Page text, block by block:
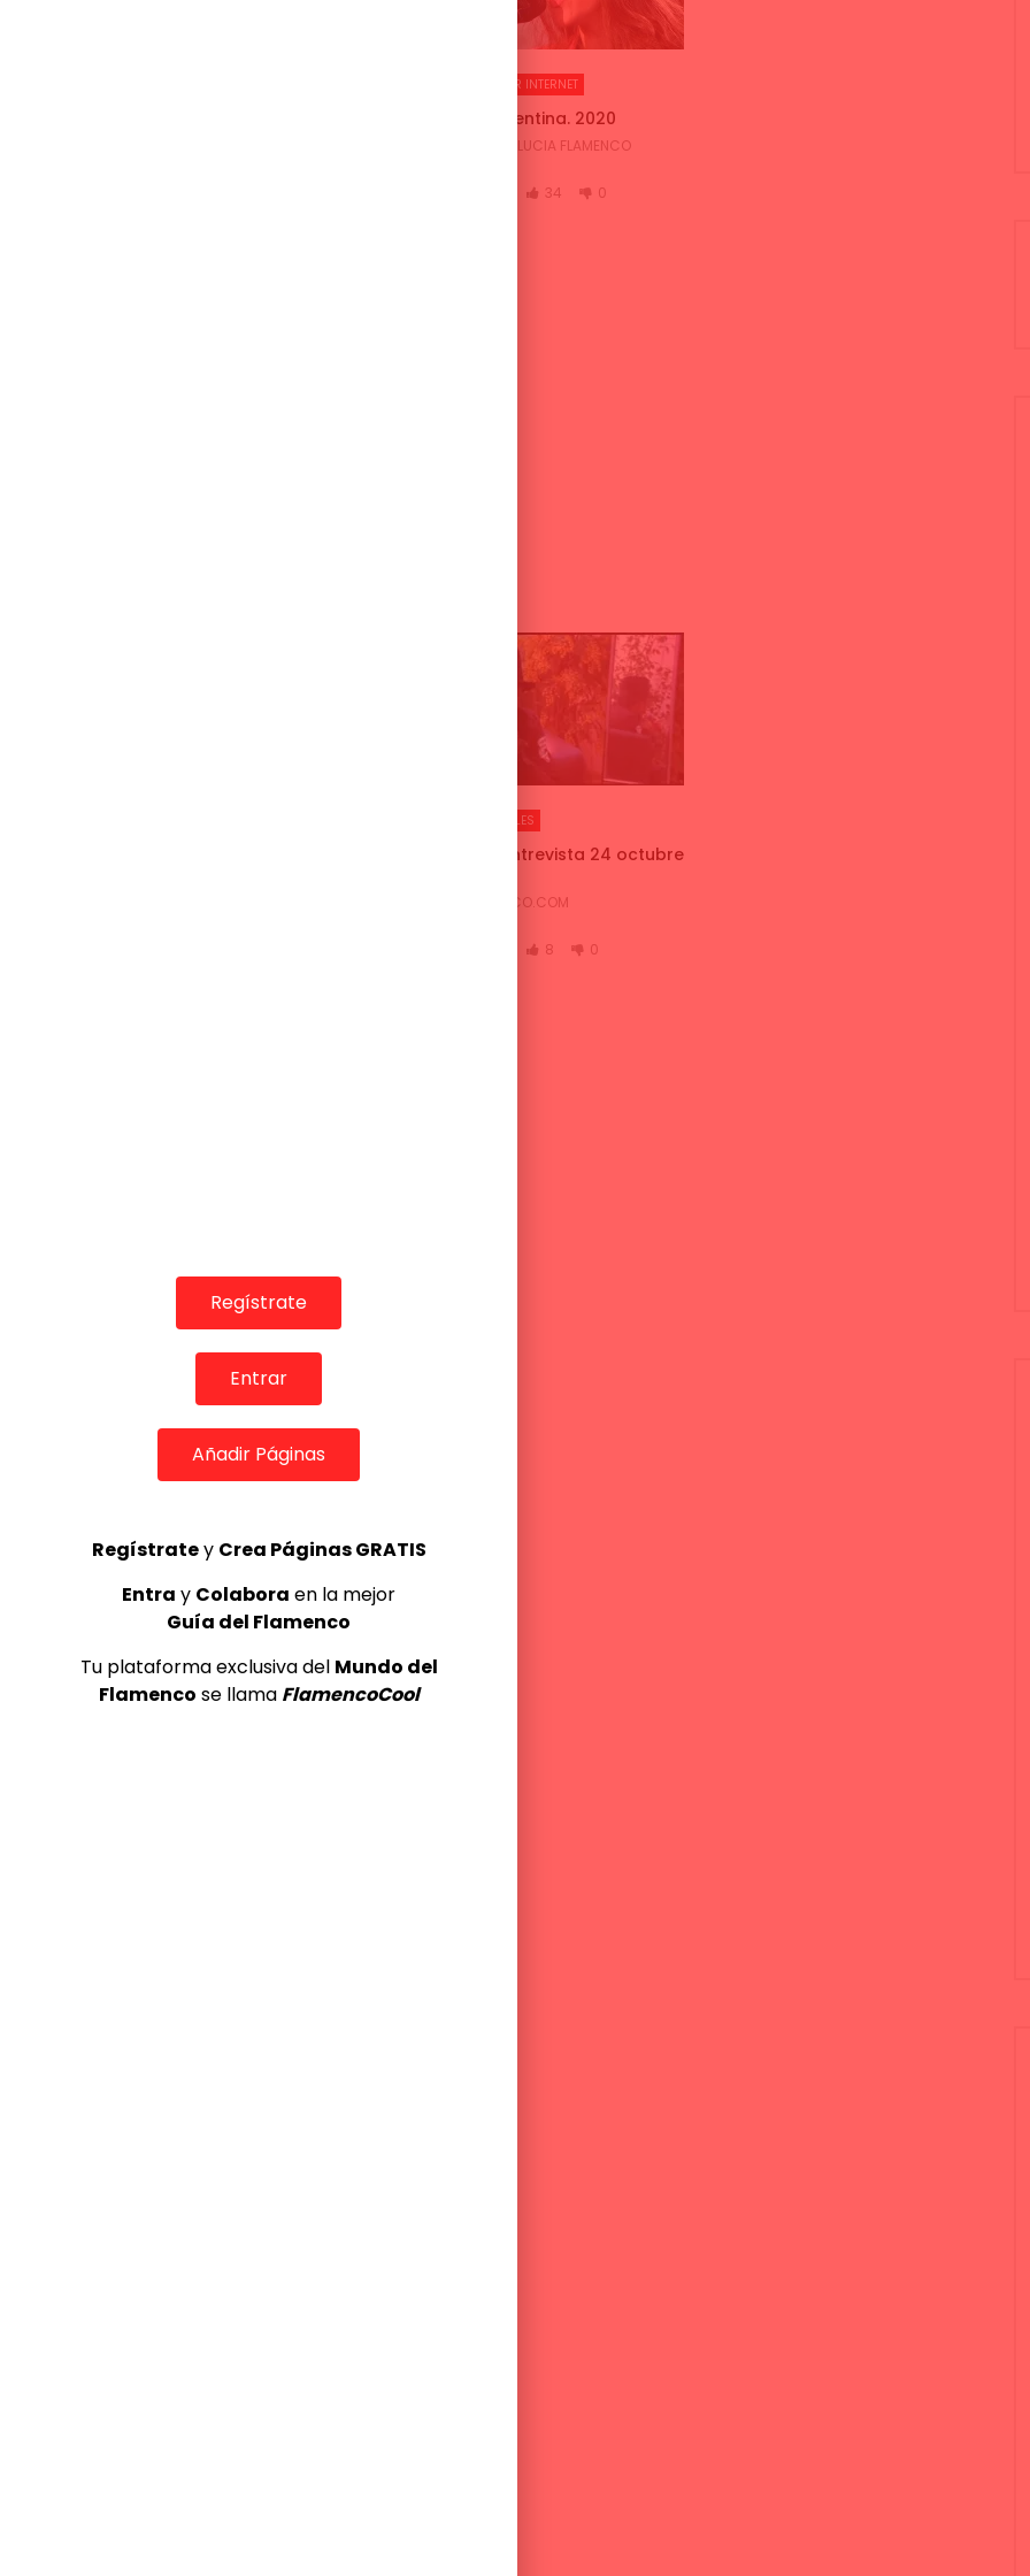
TELEVISIONES POR INTERNET
Silencio. Argentina. 2020
CANAL ANDALUCIA FLAMENCO
34 0
REVISTAS DIGITALES
El Barrio – entrevista 24 octubre
AIREFLAMENCO.COM
8 0
Regístrate
Entrar
Añadir Páginas
Regístratey Crea Páginas GRATIS
Entra y Colabora en la mejor
Guía del Flamenco
Tu plataforma exclusiva del Mundo del
Flamenco se llama FlamencoCool